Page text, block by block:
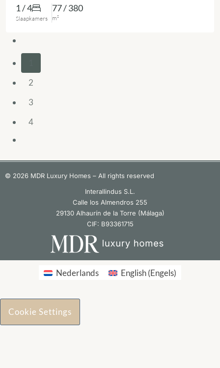
1 / 4
Slaapkamers
77 / 380
m²
2
3
4
© 2026 MDR Luxury Homes – All rights reserved
Interallindus S.L.
Calle los Almendros 255
29130 Alhaurín de la Torre (Málaga)
CIF: B93361715
Nederlands English(Engels)
Cookie Settings